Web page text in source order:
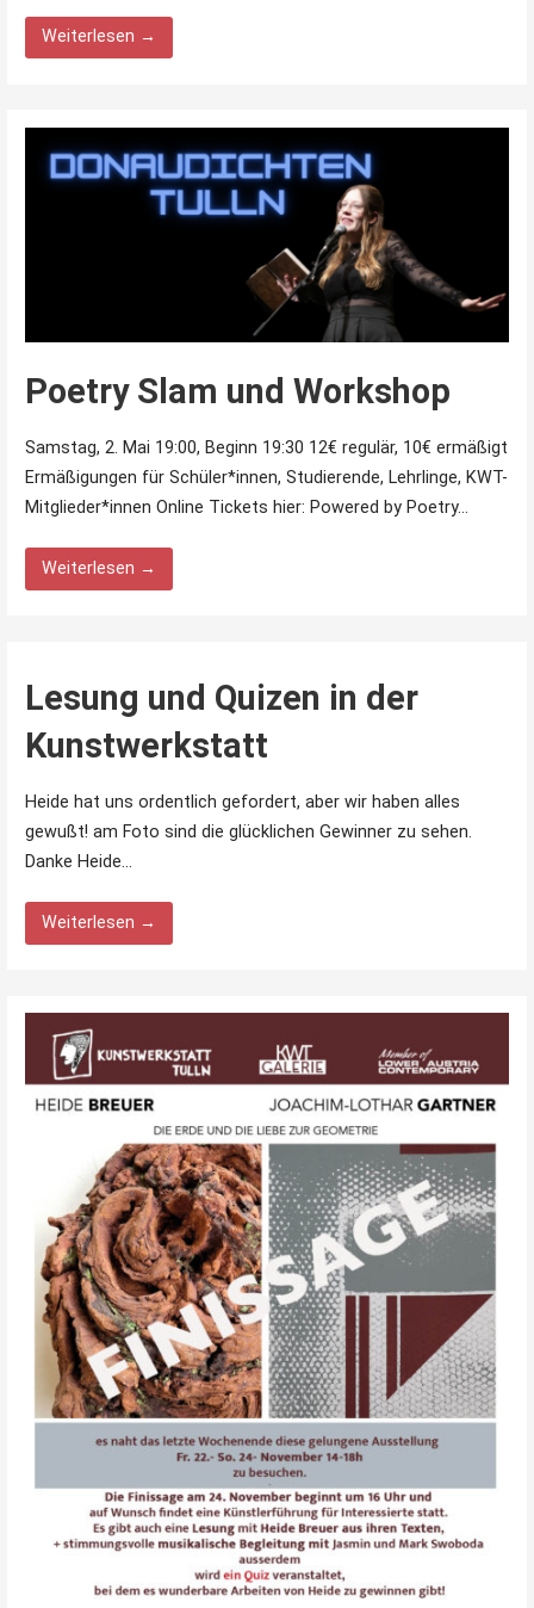
Weiterlesen →
Poetry Slam und Workshop
Samstag, 2. Mai 19:00, Beginn 19:30 12€ regulär, 10€ ermäßigt
Ermäßigungen für Schüler*innen, Studierende, Lehrlinge, KWT-
Mitglieder*innen Online Tickets hier: Powered by Poetry…
Weiterlesen →
Lesung und Quizen in der
Kunstwerkstatt
Heide hat uns ordentlich gefordert, aber wir haben alles
gewußt! am Foto sind die glücklichen Gewinner zu sehen.
Danke Heide…
Weiterlesen →